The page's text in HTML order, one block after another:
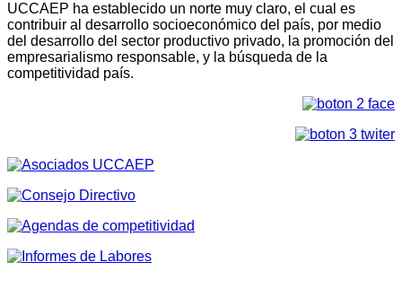
UCCAEP ha establecido un norte muy claro, el cual es
contribuir al desarrollo socioeconómico del país, por medio
del desarrollo del sector productivo privado, la promoción del
empresarialismo responsable, y la búsqueda de la
competitividad país.